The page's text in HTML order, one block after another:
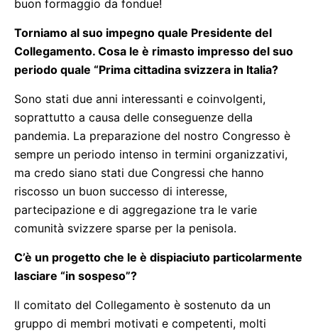
buon formaggio da fondue!
Torniamo al suo impegno quale Presidente del
Collegamento. Cosa le è rimasto impresso del suo
periodo quale “Prima cittadina svizzera in Italia?
Sono stati due anni interessanti e coinvolgenti,
soprattutto a causa delle conseguenze della
pandemia. La preparazione del nostro Congresso è
sempre un periodo intenso in termini organizzativi,
ma credo siano stati due Congressi che hanno
riscosso un buon successo di interesse,
partecipazione e di aggregazione tra le varie
comunità svizzere sparse per la penisola.
C’è un progetto che le è dispiaciuto particolarmente
lasciare “in sospeso”?
Il comitato del Collegamento è sostenuto da un
gruppo di membri motivati e competenti, molti